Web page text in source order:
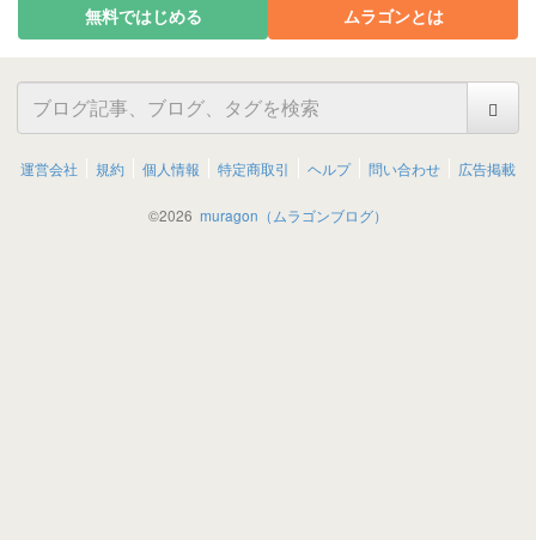
無料ではじめる ムラゴンとは
運営会社 規約 個人情報 特定商取引 ヘルプ 問い合わせ 広告掲載
©2026 muragon（ムラゴンブログ）